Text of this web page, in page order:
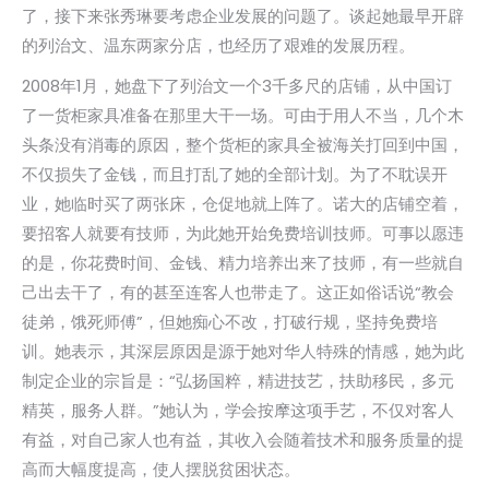
了，接下来张秀琳要考虑企业发展的问题了。谈起她最早开辟
的列治文、温东两家分店，也经历了艰难的发展历程。
2008年1月，她盘下了列治文一个3千多尺的店铺，从中国订
了一货柜家具准备在那里大干一场。可由于用人不当，几个木
头条没有消毒的原因，整个货柜的家具全被海关打回到中国，
不仅损失了金钱，而且打乱了她的全部计划。为了不耽误开
业，她临时买了两张床，仓促地就上阵了。诺大的店铺空着，
要招客人就要有技师，为此她开始免费培训技师。可事以愿违
的是，你花费时间、金钱、精力培养出来了技师，有一些就自
己出去干了，有的甚至连客人也带走了。这正如俗话说“教会
徒弟，饿死师傅”，但她痴心不改，打破行规，坚持免费培
训。她表示，其深层原因是源于她对华人特殊的情感，她为此
制定企业的宗旨是：“弘扬国粹，精进技艺，扶助移民，多元
精英，服务人群。”她认为，学会按摩这项手艺，不仅对客人
有益，对自己家人也有益，其收入会随着技术和服务质量的提
高而大幅度提高，使人摆脱贫困状态。